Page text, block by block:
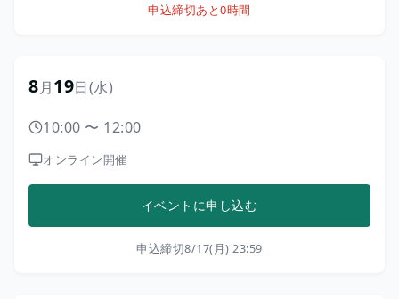
申込締切あと0時間
8月19日(水)
10:00 〜 12:00
オンライン開催
イベントに申し込む
申込締切8/17(月) 23:59